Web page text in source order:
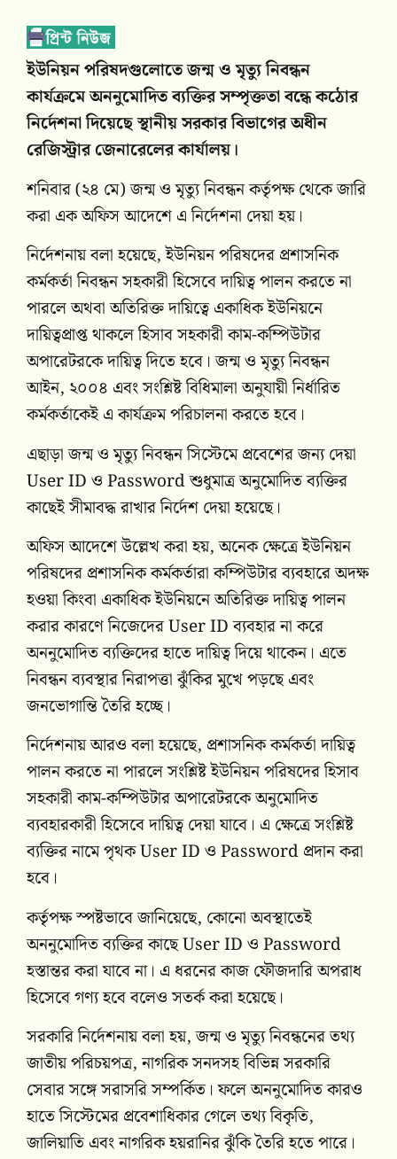
ইউনিয়ন পরিষদগুলোতে জন্ম ও মৃত্যু নিবন্ধন
কার্যক্রমে অননুমোদিত ব্যক্তির সম্পৃক্ততা বন্ধে কঠোর
নির্দেশনা দিয়েছে স্থানীয় সরকার বিভাগের অধীন
রেজিস্ট্রার জেনারেলের কার্যালয়।
শনিবার (২৪ মে) জন্ম ও মৃত্যু নিবন্ধন কর্তৃপক্ষ থেকে জারি
করা এক অফিস আদেশে এ নির্দেশনা দেয়া হয়।
নির্দেশনায় বলা হয়েছে, ইউনিয়ন পরিষদের প্রশাসনিক
কর্মকর্তা নিবন্ধন সহকারী হিসেবে দায়িত্ব পালন করতে না
পারলে অথবা অতিরিক্ত দায়িত্বে একাধিক ইউনিয়নে
দায়িত্বপ্রাপ্ত থাকলে হিসাব সহকারী কাম-কম্পিউটার
অপারেটরকে দায়িত্ব দিতে হবে। জন্ম ও মৃত্যু নিবন্ধন
আইন, ২০০৪ এবং সংশ্লিষ্ট বিধিমালা অনুযায়ী নির্ধারিত
কর্মকর্তাকেই এ কার্যক্রম পরিচালনা করতে হবে।
এছাড়া জন্ম ও মৃত্যু নিবন্ধন সিস্টেমে প্রবেশের জন্য দেয়া
User ID ও Password শুধুমাত্র অনুমোদিত ব্যক্তির
কাছেই সীমাবদ্ধ রাখার নির্দেশ দেয়া হয়েছে।
অফিস আদেশে উল্লেখ করা হয়, অনেক ক্ষেত্রে ইউনিয়ন
পরিষদের প্রশাসনিক কর্মকর্তারা কম্পিউটার ব্যবহারে অদক্ষ
হওয়া কিংবা একাধিক ইউনিয়নে অতিরিক্ত দায়িত্ব পালন
করার কারণে নিজেদের User ID ব্যবহার না করে
অননুমোদিত ব্যক্তিদের হাতে দায়িত্ব দিয়ে থাকেন। এতে
নিবন্ধন ব্যবস্থার নিরাপত্তা ঝুঁকির মুখে পড়ছে এবং
জনভোগান্তি তৈরি হচ্ছে।
নির্দেশনায় আরও বলা হয়েছে, প্রশাসনিক কর্মকর্তা দায়িত্ব
পালন করতে না পারলে সংশ্লিষ্ট ইউনিয়ন পরিষদের হিসাব
সহকারী কাম-কম্পিউটার অপারেটরকে অনুমোদিত
ব্যবহারকারী হিসেবে দায়িত্ব দেয়া যাবে। এ ক্ষেত্রে সংশ্লিষ্ট
ব্যক্তির নামে পৃথক User ID ও Password প্রদান করা
হবে।
কর্তৃপক্ষ স্পষ্টভাবে জানিয়েছে, কোনো অবস্থাতেই
অননুমোদিত ব্যক্তির কাছে User ID ও Password
হস্তান্তর করা যাবে না। এ ধরনের কাজ ফৌজদারি অপরাধ
হিসেবে গণ্য হবে বলেও সতর্ক করা হয়েছে।
সরকারি নির্দেশনায় বলা হয়, জন্ম ও মৃত্যু নিবন্ধনের তথ্য
জাতীয় পরিচয়পত্র, নাগরিক সনদসহ বিভিন্ন সরকারি
সেবার সঙ্গে সরাসরি সম্পর্কিত। ফলে অননুমোদিত কারও
হাতে সিস্টেমের প্রবেশাধিকার গেলে তথ্য বিকৃতি,
জালিয়াতি এবং নাগরিক হয়রানির ঝুঁকি তৈরি হতে পারে।